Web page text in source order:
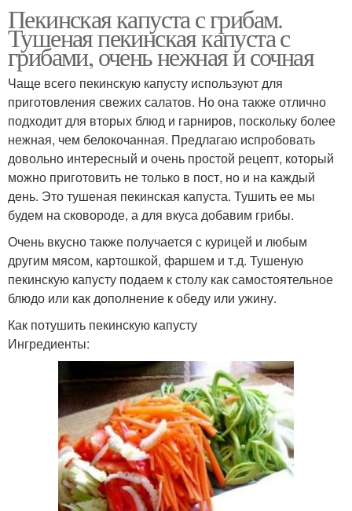
Пекинская капуста с грибам.
Тушеная пекинская капуста с
грибами, очень нежная и сочная
Чаще всего пекинскую капусту используют для
приготовления свежих салатов. Но она также отлично
подходит для вторых блюд и гарниров, поскольку более
нежная, чем белокочанная. Предлагаю испробовать
довольно интересный и очень простой рецепт, который
можно приготовить не только в пост, но и на каждый
день. Это тушеная пекинская капуста. Тушить ее мы
будем на сковороде, а для вкуса добавим грибы.
Очень вкусно также получается с курицей и любым
другим мясом, картошкой, фаршем и т.д. Тушеную
пекинскую капусту подаем к столу как самостоятельное
блюдо или как дополнение к обеду или ужину.
Как потушить пекинскую капусту
Ингредиенты: